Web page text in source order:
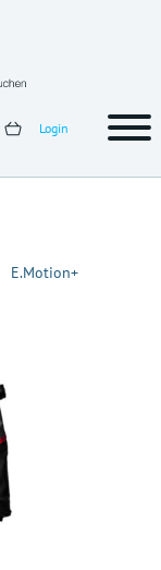
Login
E.Motion+